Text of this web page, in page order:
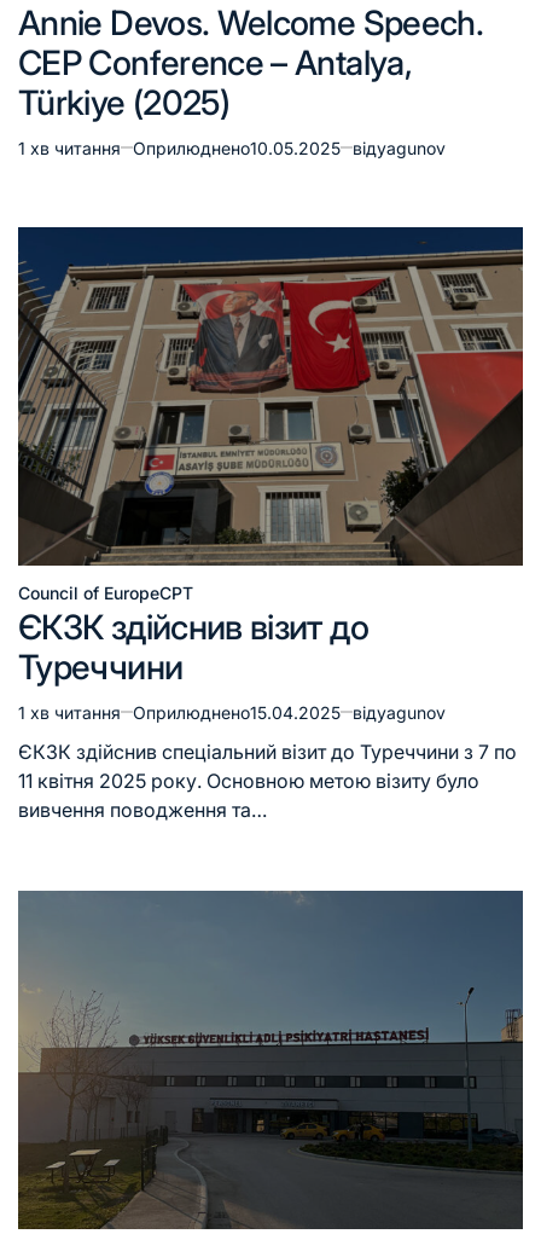
Annie Devos. Welcome Speech.
CEP Conference – Antalya,
Türkiye (2025)
1 хв читання Оприлюднено10.05.2025 відyagunov
Council of EuropeCPT
ЄКЗК здійснив візит до
Туреччини
1 хв читання Оприлюднено15.04.2025 відyagunov
ЄКЗК здійснив спеціальний візит до Туреччини з 7 по
11 квітня 2025 року. Основною метою візиту було
вивчення поводження та…